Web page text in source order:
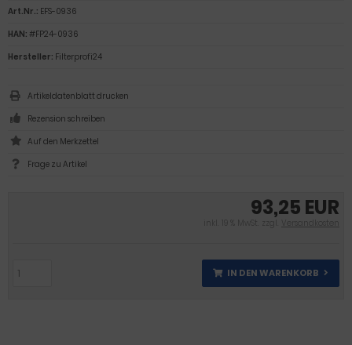
93,25 EUR
inkl. 19 % MwSt. zzgl. Versandkosten
IN DEN WARENKORB
Art.Nr.: EFS-0936
HAN: #FP24-0936
Hersteller: Filterprofi24
Artikeldatenblatt drucken
Rezension schreiben
Frage zu Artikel